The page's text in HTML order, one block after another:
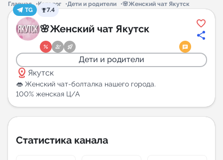
Каталог каналов
Каталог ботов
Горящие предложения
Индекс читаемости каналов в Telegram
New
New
Главная Каталог Дети и родители
🌸Женский чат Якутск
TG
7.4
🌸Женский чат Якутск
Дети и родители
distance Якутск
👄 Женский чат-болталка нашего города.
100% женская Ц/А
Статистика канала